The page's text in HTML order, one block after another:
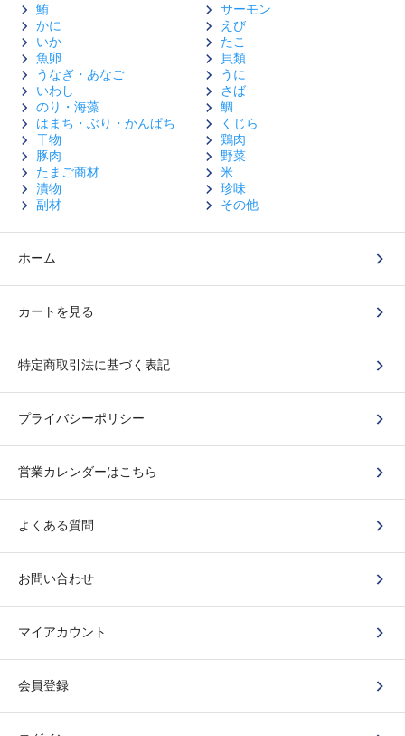
鮪
サーモン
かに
えび
いか
たこ
魚卵
貝類
うなぎ・あなご
うに
いわし
さば
のり・海藻
鯛
はまち・ぶり・かんぱち
くじら
干物
鶏肉
豚肉
野菜
たまご商材
米
漬物
珍味
副材
その他
ホーム
カートを見る
特定商取引法に基づく表記
プライバシーポリシー
営業カレンダーはこちら
よくある質問
お問い合わせ
マイアカウント
会員登録